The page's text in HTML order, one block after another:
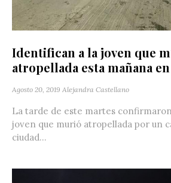
Identifican a la joven que
atropellada esta mañana
Agosto 20, 2019 Alejandra Castellano
La tarde de este martes
joven que murió atropellada por un
ciudad...